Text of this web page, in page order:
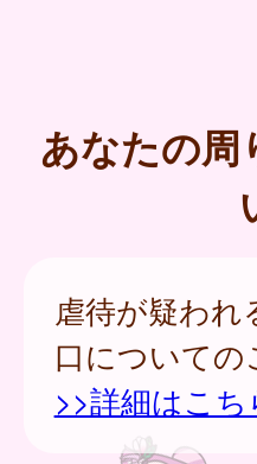
あなたの周
虐待が疑わ
口についての
>>詳細はこち